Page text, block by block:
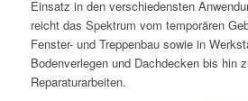
Einsatz in den verschiedensten
reicht das Spektrum vom temporären
Fenster- und Treppenbau sowie in
Bodenverlegen und Dachdecken bis hin
Reparaturarbeiten.